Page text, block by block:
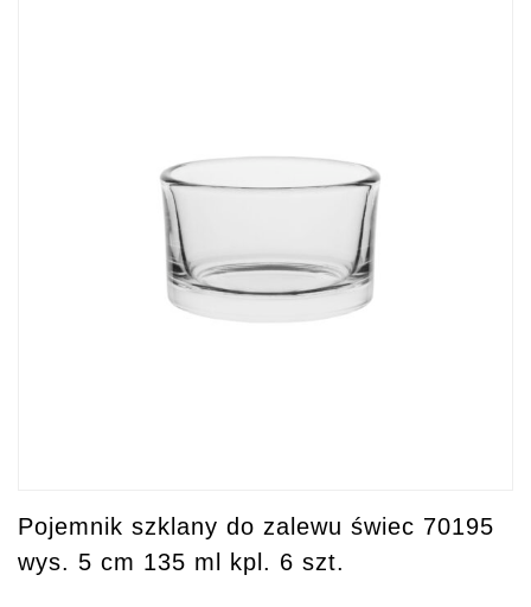
Pojemnik szklany do zalewu świec 70195
wys. 5 cm 135 ml kpl. 6 szt.